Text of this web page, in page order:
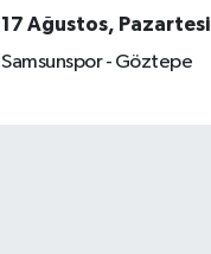
17 Ağustos, Pazartesi
Samsunspor - Göztepe